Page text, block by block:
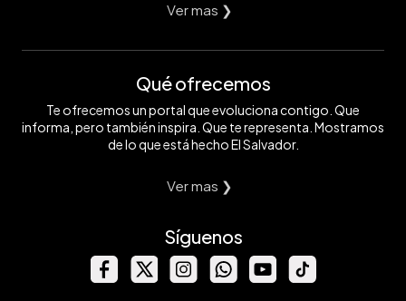
Ver mas ❯
Qué ofrecemos
Te ofrecemos un portal que evoluciona contigo. Que
informa, pero también inspira. Que te representa. Mostramos
de lo que está hecho El Salvador.
Ver mas ❯
Síguenos